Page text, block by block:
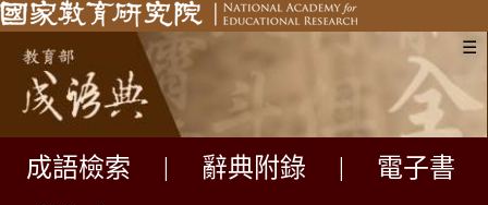
☰
成語檢索 辭典附錄
電子書